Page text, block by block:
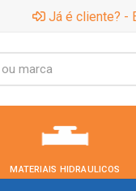
Já é cliente? -
MATERIAIS HIDRAULICOS